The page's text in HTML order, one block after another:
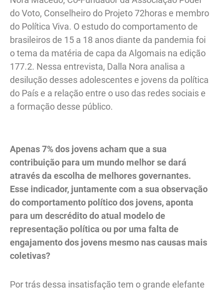
do Voto, Conselheiro do Projeto 72horas e membro
do Política Viva. O estudo do comportamento de
brasileiros de 15 a 18 anos diante da pandemia foi
o tema da matéria de capa da Algomais na edição
177.2. Nessa entrevista, Dalla Nora analisa a
desilução desses adolescentes e jovens da política
do País e a relação entre o uso das redes sociais e
a formação desse público.
Apenas 7% dos jovens acham que a sua
contribuição para um mundo melhor se dará
através da escolha de melhores governantes.
Esse indicador, juntamente com a sua observação
do comportamento político dos jovens, aponta
para um descrédito do atual modelo de
representação política ou por uma falta de
engajamento dos jovens mesmo nas causas mais
coletivas?
Por trás dessa insatisfação tem o grande elefante